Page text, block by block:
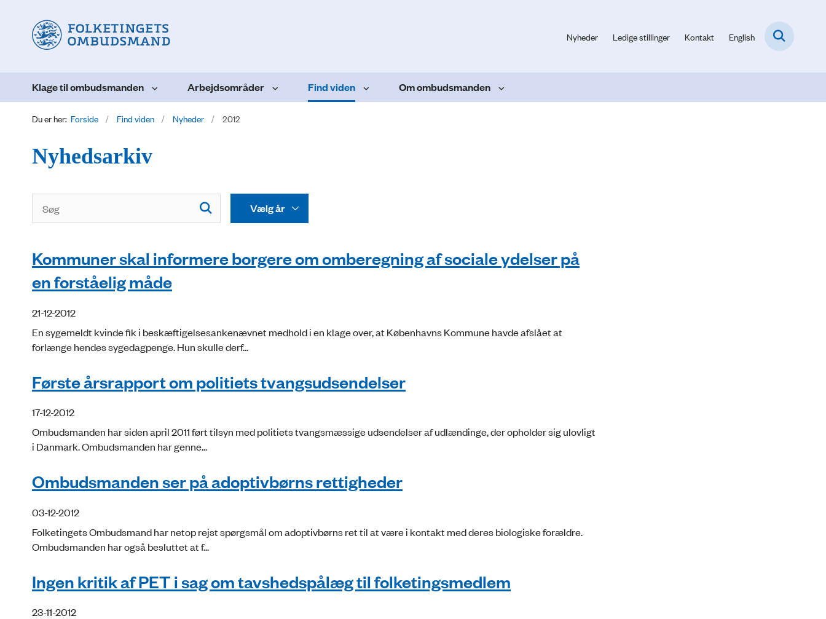
Nyheder Ledige stillinger Kontakt English
Klage til ombudsmanden Arbejdsområder Find viden Om ombudsmanden
Du er her: Forside Find viden Nyheder 2012
Nyhedsarkiv
Kommuner skal informere borgere om omberegning af sociale ydelser på
en forståelig måde
21-12-2012
En sygemeldt kvinde fik i beskæftigelsesankenævnet medhold i en klage over, at Københavns Kommune havde afslået at
forlænge hendes sygedagpenge. Hun skulle derf...
Første årsrapport om politiets tvangsudsendelser
17-12-2012
Ombudsmanden har siden april 2011 ført tilsyn med politiets tvangsmæssige udsendelser af udlændinge, der opholder sig ulovligt
i Danmark. Ombudsmanden har genne...
Ombudsmanden ser på adoptivbørns rettigheder
03-12-2012
Folketingets Ombudsmand har netop rejst spørgsmål om adoptivbørns ret til at være i kontakt med deres biologiske forældre.
Ombudsmanden har også besluttet at f...
Ingen kritik af PET i sag om tavshedspålæg til folketingsmedlem
23-11-2012